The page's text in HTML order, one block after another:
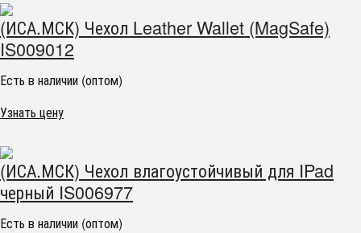
(ИСА.МСК) Чехол Leather Wallet (MagSafe)
IS009012
Есть в наличии (оптом)
Узнать цену
(ИСА.МСК) Чехол влагоустойчивый для IPad
черный IS006977
Есть в наличии (оптом)